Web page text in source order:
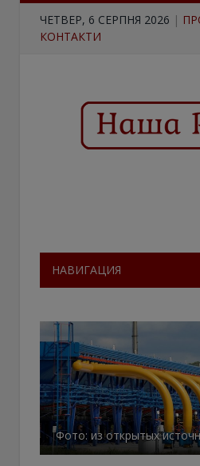
ЧЕТВЕР, 6 СЕРПНЯ 2026 |
КОНТАКТИ
НАВИГАЦИЯ
Фото: из открытых